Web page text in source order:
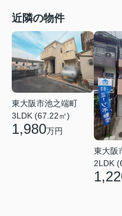
近隣の物件
東大阪市池之端町
3LDK (67.22㎡)
1,980万円
東大阪
2LDK